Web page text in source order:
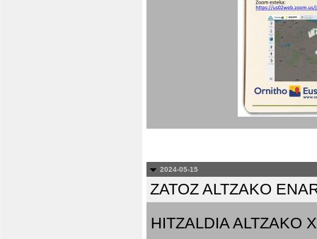
2024-05-15
ZATOZ ALTZAKO
HITZALDIA ALTZAKO